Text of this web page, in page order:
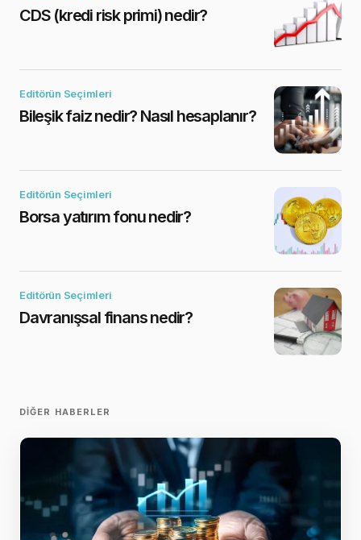
CDS (kredi risk primi) nedir?
Editörün Seçimleri
Bileşik faiz nedir? Nasıl hesaplanır?
Editörün Seçimleri
Borsa yatırım fonu nedir?
Editörün Seçimleri
Davranışsal finans nedir?
DIĞER HABERLER